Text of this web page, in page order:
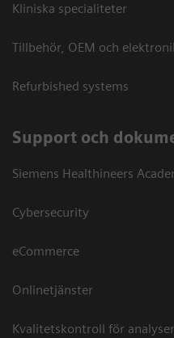
Kliniska specialiteter
Tillbehör, OEM och
Refurbished systems
Support och
Siemens Healthineers
Cybersecurity
eCommerce
Onlinetjänster
Kvalitetskontroll för analyser